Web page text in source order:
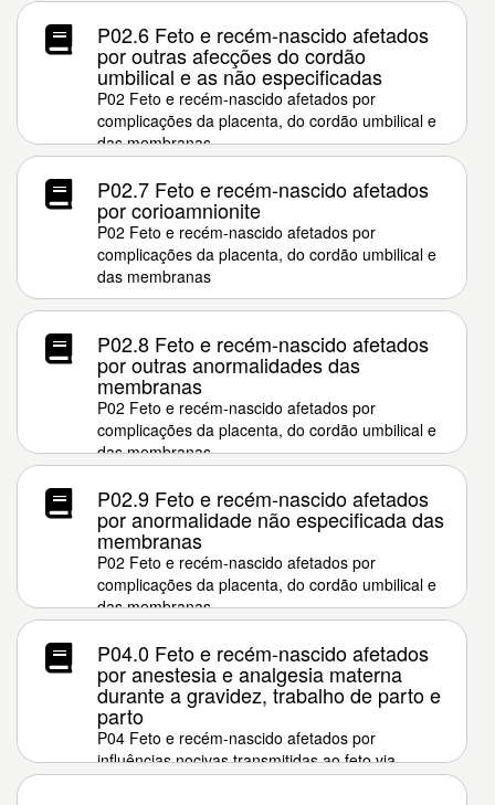
P02.6 Feto e recém-nascido afetados
por outras afecções do cordão
umbilical e as não especificadas
P02 Feto e recém-nascido afetados por
complicações da placenta, do cordão umbilical e
das membranas
P02.7 Feto e recém-nascido afetados
por corioamnionite
P02 Feto e recém-nascido afetados por
complicações da placenta, do cordão umbilical e
das membranas
P02.8 Feto e recém-nascido afetados
por outras anormalidades das
membranas
P02 Feto e recém-nascido afetados por
complicações da placenta, do cordão umbilical e
das membranas
P02.9 Feto e recém-nascido afetados
por anormalidade não especificada das
membranas
P02 Feto e recém-nascido afetados por
complicações da placenta, do cordão umbilical e
das membranas
P04.0 Feto e recém-nascido afetados
por anestesia e analgesia materna
durante a gravidez, trabalho de parto e
parto
P04 Feto e recém-nascido afetados por
influências nocivas transmitidas ao feto via
placenta ou leite materno